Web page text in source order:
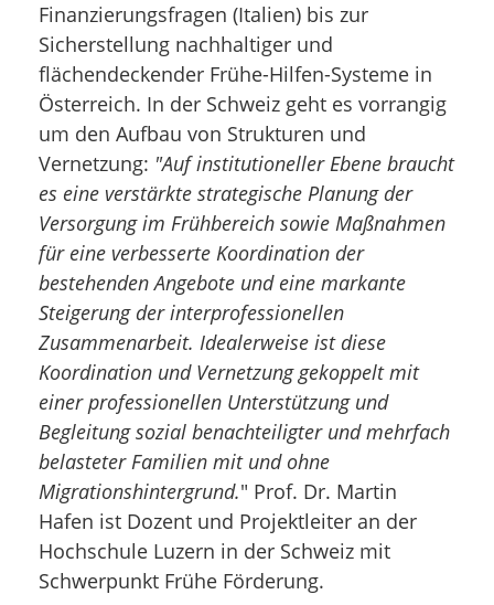
Finanzierungsfragen (Italien) bis zur
Sicherstellung nachhaltiger und
flächendeckender Frühe-Hilfen-Systeme in
Österreich. In der Schweiz geht es vorrangig
um den Aufbau von Strukturen und
Vernetzung: "Auf institutioneller Ebene braucht
es eine verstärkte strategische Planung der
Versorgung im Frühbereich sowie Maßnahmen
für eine verbesserte Koordination der
bestehenden Angebote und eine markante
Steigerung der interprofessionellen
Zusammenarbeit. Idealerweise ist diese
Koordination und Vernetzung gekoppelt mit
einer professionellen Unterstützung und
Begleitung sozial benachteiligter und mehrfach
belasteter Familien mit und ohne
Migrationshintergrund." Prof. Dr. Martin
Hafen ist Dozent und Projektleiter an der
Hochschule Luzern in der Schweiz mit
Schwerpunkt Frühe Förderung.